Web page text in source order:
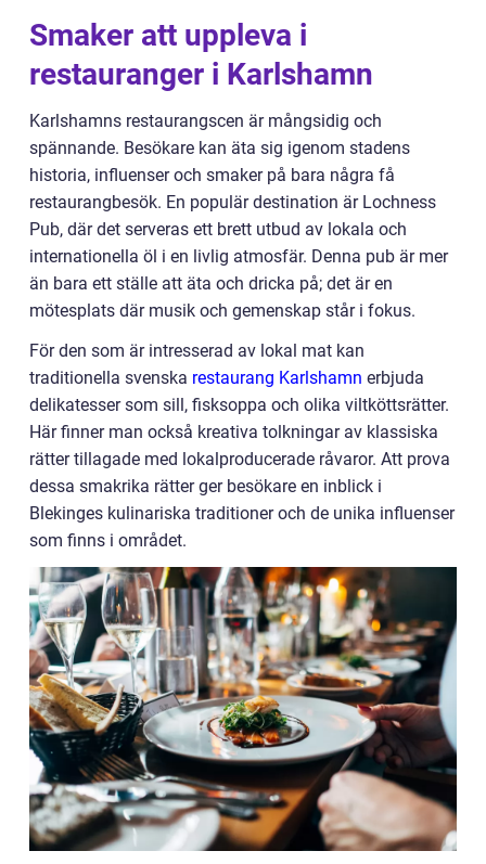
Smaker att uppleva i
restauranger i Karlshamn
Karlshamns restaurangscen är mångsidig och
spännande. Besökare kan äta sig igenom stadens
historia, influenser och smaker på bara några få
restaurangbesök. En populär destination är Lochness
Pub, där det serveras ett brett utbud av lokala och
internationella öl i en livlig atmosfär. Denna pub är mer
än bara ett ställe att äta och dricka på; det är en
mötesplats där musik och gemenskap står i fokus.
För den som är intresserad av lokal mat kan
traditionella svenska restaurang Karlshamn erbjuda
delikatesser som sill, fisksoppa och olika viltköttsrätter.
Här finner man också kreativa tolkningar av klassiska
rätter tillagade med lokalproducerade råvaror. Att prova
dessa smakrika rätter ger besökare en inblick i
Blekinges kulinariska traditioner och de unika influenser
som finns i området.